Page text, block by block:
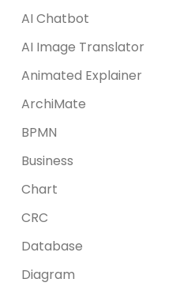
AI Chatbot
AI Image Translator
Animated Explainer
ArchiMate
BPMN
Business
Chart
CRC
Database
Diagram